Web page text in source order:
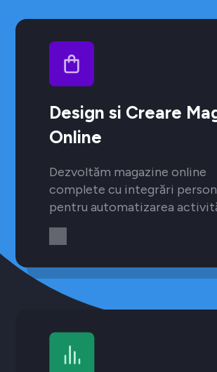
Design si Creare
Online
Dezvoltăm magazine online
complete cu integrări
pentru automatizarea